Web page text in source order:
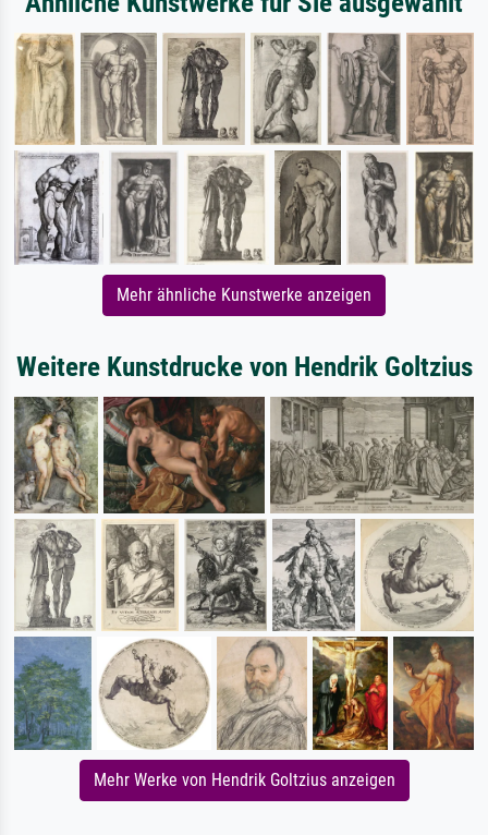
Mehr ähnliche Kunstwerke anzeigen
Weitere Kunstdrucke von Hendrik Goltzius
Mehr Werke von Hendrik Goltzius anzeigen